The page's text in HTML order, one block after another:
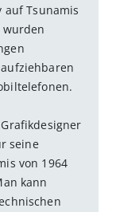
auf Tsunamis
seine
von 1964
kann